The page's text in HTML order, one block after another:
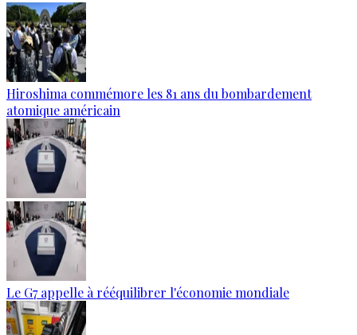
Hiroshima commémore les 81 ans du bombardement
atomique américain
Le G7 appelle à rééquilibrer l'économie mondiale